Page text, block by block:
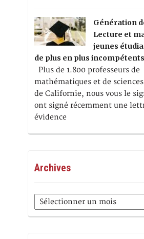
Génération
Lecture et
jeunes
de plus en plus incompétents
Plus de 1.800 professeurs de
mathématiques et de
de Californie, nous vous le
ont signé récemment une
évidence
Archives
Archives